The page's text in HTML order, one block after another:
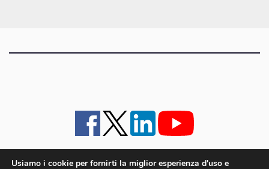
Usiamo i cookie per fornirti la miglior esperienza d'uso e